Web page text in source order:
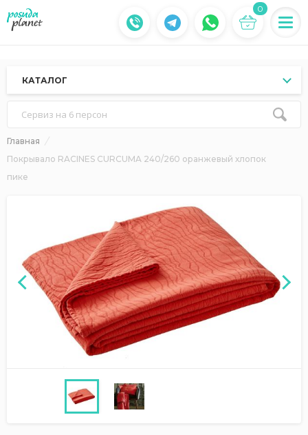
0
КАТАЛОГ
Сервиз на 6 персон
Главная
Покрывало RACINES CURCUMA 240/260 оранжевый хлопок
пике